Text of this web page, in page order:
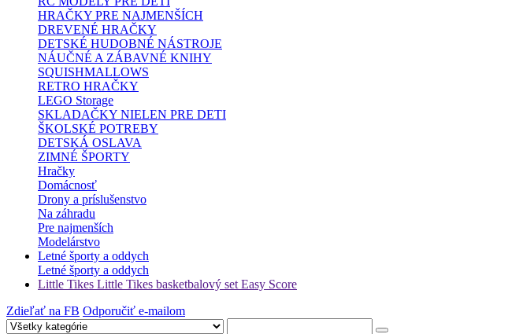
HRAČKY PRE NAJMENŠÍCH
DREVENÉ HRAČKY
DETSKÉ HUDOBNÉ NÁSTROJE
NÁUČNÉ A ZÁBAVNÉ KNIHY
SQUISHMALLOWS
RETRO HRAČKY
LEGO Storage
SKLADAČKY NIELEN PRE DETI
ŠKOLSKÉ POTREBY
DETSKÁ OSLAVA
ZIMNÉ ŠPORTY
Hračky
Domácnosť
Drony a príslušenstvo
Na záhradu
Pre najmenších
Modelárstvo
Letné športy a oddych
Letné športy a oddych
Little Tikes Little Tikes basketbalový set Easy Score
Zdieľať na FB Odporučiť e-mailom